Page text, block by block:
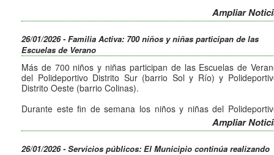
bacheo en los barrios Las Rosas (Centro de Inquilinos), Altos
San Pedro, Becciú, Cu-Cú y Centro, dando continuidad a
tareas de reparación en sectores con mayor desgaste de
calzada.
Estas acciones forman parte de un cronograma sostenido que
Municipio implementa de manera planificada, atendiendo
particularidades de cada barrio y los pedidos de la comunidad.
19 hs a 02 hs. Alem y Las Heras y Costanera y
8 a 21 hs. Los Zorzales 241. Parque Estancia La Quinta
Memorial a Ernesto Sábato en Villa Carlos Paz.
Lunes 26 de enero:
9 hs. Base Cerro La Cruz. Senderismo urbano.
18:30 hs. Estadio Arena. Actividades Aventura VCP niños
jóvenes.
19 hs. Base Cerro La Cruz. Visitas guiadas nocturnas Cerro
Ampliar
26/01/2026 - Familia Activa: 700 niños y niñas participan de las
Escuelas de Verano
Más de 700 niños y niñas participan de las Escuelas de
del Polideportivo Distrito Sur (barrio Sol y Río) y
Distrito Oeste (barrio Colinas).
Durante este fin de semana los niños y niñas del
Distrito Sur compartieron su habitual campamento. La
que forma parte del Programa Familia Activa, consistió en
como así también los valores de compartir con sus pares
Ampliar
26/01/2026 - Servicios públicos: El Municipio continúa realizando